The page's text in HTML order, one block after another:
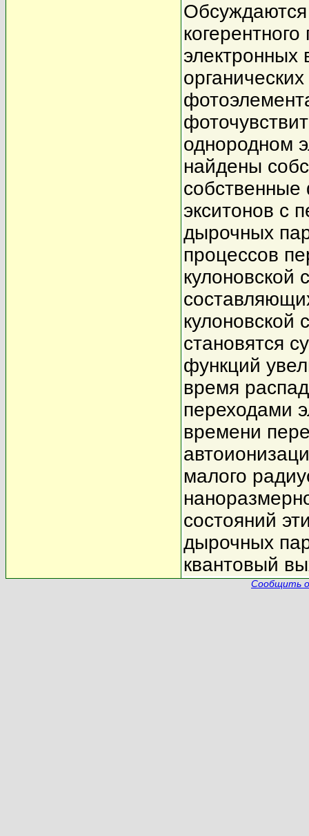
электронных
однородном
найдены
собственные
экситонов с
дырочных
процессов
кулоновской
становятся
функций
время
переходами
времени
малого
состояний
дырочных
квантовый
Сообщить о